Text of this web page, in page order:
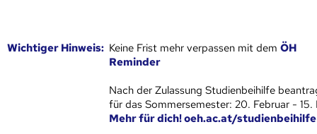
Wich­ti­ger Hin­weis: Keine Frist mehr verpassen mit demÖH
Reminder
Nach der Zulassung Studienbeihilfe
für das Sommersemester: 20. Februar - 15.
Mehr für dich! oeh.ac.at/studienbeihilfe